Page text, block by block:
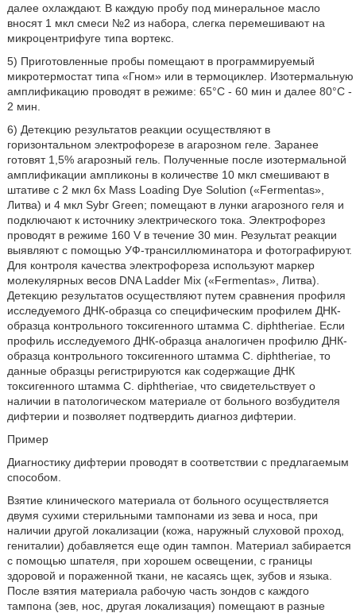
далее охлаждают. В каждую пробу под минеральное масло
вносят 1 мкл смеси №2 из набора, слегка перемешивают на
микроцентрифуге типа вортекс.
5) Приготовленные пробы помещают в программируемый
микротермостат типа «Гном» или в термоциклер. Изотермальную
амплификацию проводят в режиме: 65°С - 60 мин и далее 80°С -
2 мин.
6) Детекцию результатов реакции осуществляют в
горизонтальном электрофорезе в агарозном геле. Заранее
готовят 1,5% агарозный гель. Полученные после изотермальной
амплификации ампликоны в количестве 10 мкл смешивают в
штативе с 2 мкл 6х Mass Loading Dye Solution («Fermentas»,
Литва) и 4 мкл Sybr Green; помещают в лунки агарозного геля и
подключают к источнику электрического тока. Электрофорез
проводят в режиме 160 V в течение 30 мин. Результат реакции
выявляют с помощью УФ-трансиллюминатора и фотографируют.
Для контроля качества электрофореза используют маркер
молекулярных весов DNA Ladder Mix («Fermentas», Литва).
Детекцию результатов осуществляют путем сравнения профиля
исследуемого ДНК-образца со специфическим профилем ДНК-
образца контрольного токсигенного штамма C. diphtheriae. Если
профиль исследуемого ДНК-образца аналогичен профилю ДНК-
образца контрольного токсигенного штамма C. diphtheriae, то
данные образцы регистрируются как содержащие ДНК
токсигенного штамма C. diphtheriae, что свидетельствует о
наличии в патологическом материале от больного возбудителя
дифтерии и позволяет подтвердить диагноз дифтерии.
Пример
Диагностику дифтерии проводят в соответствии с предлагаемым
способом.
Взятие клинического материала от больного осуществляется
двумя сухими стерильными тампонами из зева и носа, при
наличии другой локализации (кожа, наружный слуховой проход,
гениталии) добавляется еще один тампон. Материал забирается
с помощью шпателя, при хорошем освещении, с границы
здоровой и пораженной ткани, не касаясь щек, зубов и языка.
После взятия материала рабочую часть зондов с каждого
тампона (зев, нос, другая локализация) помещают в разные